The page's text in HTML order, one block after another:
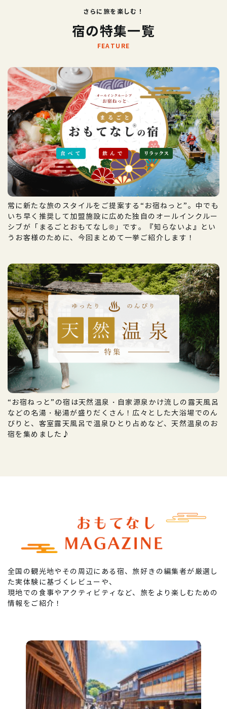
さらに旅を楽しむ！
宿の特集一覧
FEATURE
常に新たな旅のスタイルをご提案する“お宿ねっと”。中でも
いち早く推奨して加盟施設に広めた独自のオールインクルー
シブが「まるごとおもてなし®」です。『知らないよ』とい
うお客様のために、今回まとめて一挙ご紹介します！
“お宿ねっと”の宿は天然温泉・自家源泉かけ流しの露天風呂
などの名湯・秘湯が盛りだくさん！広々とした大浴場でのん
びりと、客室露天風呂で温泉ひとり占めなど、天然温泉のお
宿を集めました♪
全国の観光地やその周辺にある宿、旅好きの編集者が厳選し
た実体験に基づくレビューや、
現地での食事やアクティビティなど、旅をより楽しむための
情報をご紹介！